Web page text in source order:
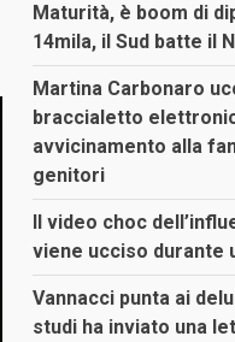
Maturità, è boom di
14mila, il Sud batte il
Martina Carbonaro
braccialetto
avvicinamento alla
genitori
Il video choc
viene ucciso durante
Vannacci punta ai
studi ha inviato una